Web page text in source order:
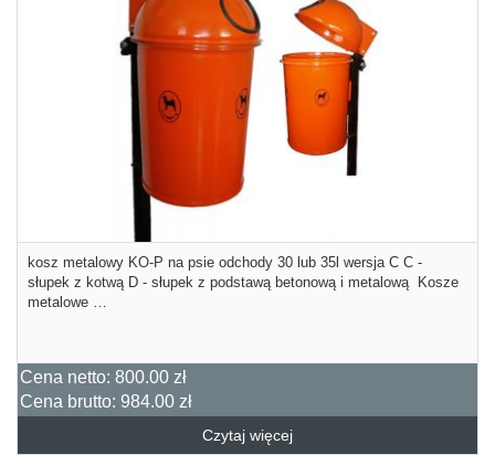
kosz metalowy KO-P na psie odchody 30 lub 35l wersja C C -
słupek z kotwą D - słupek z podstawą betonową i metalową Kosze
metalowe …
Cena netto: 800.00 zł
Cena brutto: 984.00 zł
Czytaj więcej